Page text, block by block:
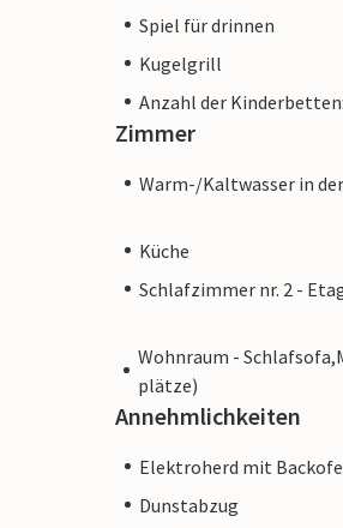
Spiel für drinnen
Kugelgrill
Anzahl der
Zimmer
Warm-/Kaltwasser in
Küche
Schlafzimmer nr. 2 -
Wohnraum -
plätze)
Annehmlichkeiten
Elektroherd mit
Dunstabzug